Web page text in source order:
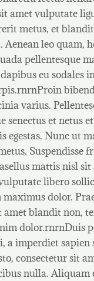
amet vulputate
metus, et
leo quam,
pellentesque
eu sodales
varius.
senectus et netus
egestas. Nunc ut
Suspendisse
mattis nisl sit
libero
dolor.
blandit non,
dolor.rnrnDuis
a imperdiet sapien
consectetur sit
nulla. Aliquam